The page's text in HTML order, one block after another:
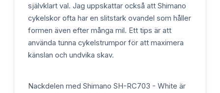
självklart val. Jag uppskattar också att Shimano
cykelskor ofta har en slitstark ovandel som håller
formen även efter många mil. Ett tips är att
använda tunna cykelstrumpor för att maximera
känslan och undvika skav.
Nackdelen med Shimano SH-RC703 - White är